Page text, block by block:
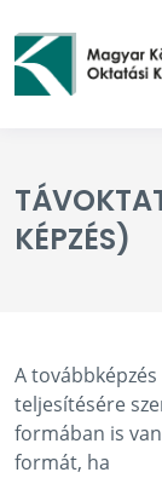
KÉPZÉS)
A
teljesítésére
formában is
formát, ha